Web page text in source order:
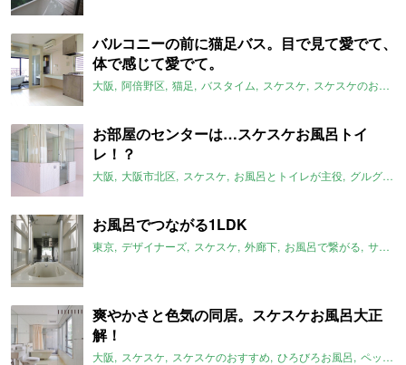
バルコニーの前に猫足バス。目で見て愛でて、
体で感じて愛でて。
大阪 阿倍野区 猫足 バスタイム スケスケ スケスケのおすすめ
お部屋のセンターは…スケスケお風呂トイ
レ！？
大阪 大阪市北区 スケスケ お風呂とトイレが主役 グルグル系
お風呂でつながる1LDK
東京 デザイナーズ スケスケ 外廊下 お風呂で繋がる サンルーム
爽やかさと色気の同居。スケスケお風呂大正
解！
大阪 スケスケ スケスケのおすすめ ひろびろお風呂 ペット可